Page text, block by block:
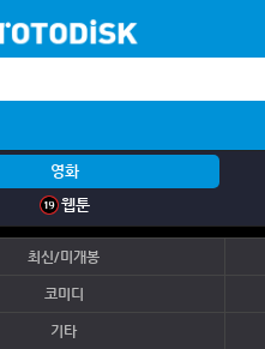
영화
웹툰
최신/미개봉
코미디
기타